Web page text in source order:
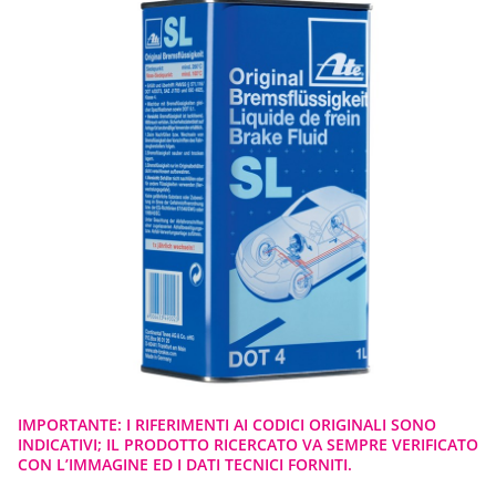
IMPORTANTE: I RIFERIMENTI AI CODICI ORIGINALI SONO
INDICATIVI; IL PRODOTTO RICERCATO VA SEMPRE VERIFICATO
CON L’IMMAGINE ED I DATI TECNICI FORNITI.